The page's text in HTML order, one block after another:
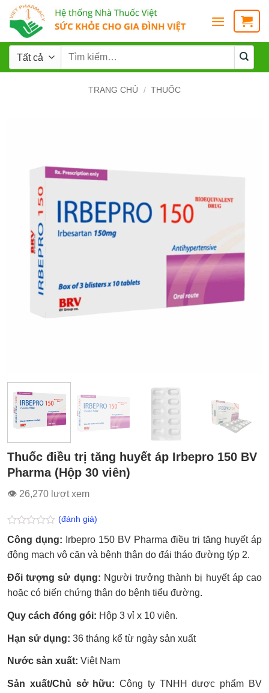
TRANG CHỦ / THUỐC
Thuốc điều trị tăng huyết áp Irbepro 150 BV
Pharma (Hộp 30 viên)
👁 26,270 lượt xem
Được
xếp
hạng
5
sao
(đánh giá)
Công dụng: Irbepro 150 BV Pharma điều trị tăng huyết áp
động mạch vô căn và bệnh thận do đái tháo đường týp 2.
Đối tượng sử dụng: Người trưởng thành bị huyết áp cao
hoặc có biến chứng thận do bệnh tiểu đường.
Quy cách đóng gói: Hộp 3 vỉ x 10 viên.
Hạn sử dụng: 36 tháng kể từ ngày sản xuất
Nước sản xuất: Việt Nam
Sản xuất/Chủ sở hữu: Công ty TNHH dược phẩm BV